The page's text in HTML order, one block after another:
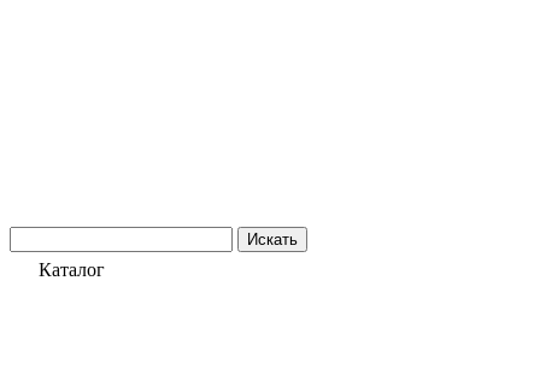
Искать
Каталог